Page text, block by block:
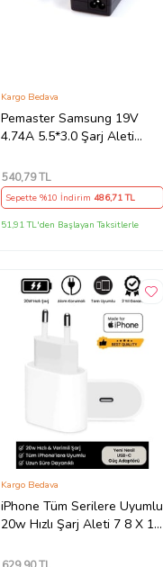
Pemaster Samsung 19V
4.74A 5.5*3.0 Şarj Aleti
Kargo Bedava
540,79 TL
Sepette %10 İndirim 486,71 TL
51,91 TL'den Başlayan Taksitlerle
iPhone Tüm Serilere Uyumlu
20w Hızlı Şarj Aleti 7 8 X 11
Girişli Adaptör
Kargo Bedava